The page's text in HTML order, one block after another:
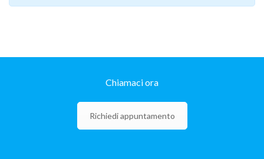
Chiamaci ora
Richiedi appuntamento